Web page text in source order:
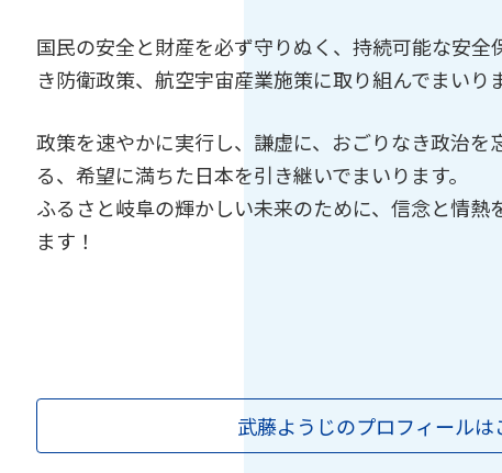
国民の安全と財産を必ず守りぬく、持続可能な安
き防衛政策、航空宇宙産業施策に取り組んでまいり
政策を速やかに実行し、謙虚に、おごりなき政治を
る、希望に満ちた日本を引き継いでまいります。
ふるさと岐阜の輝かしい未来のために、信念と情熱
ます！
武藤ようじのプロフィールは